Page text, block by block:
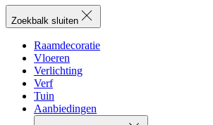
Zoekbalk sluiten
Raamdecoratie
Vloeren
Verlichting
Verf
Tuin
Aanbiedingen